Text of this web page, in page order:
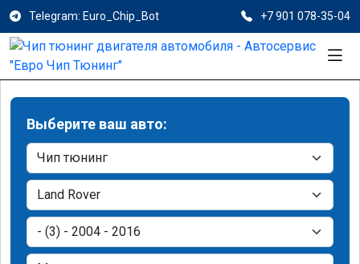
Telegram: Euro_Chip_Bot +7 901 078-35-04
Выберите ваш авто: